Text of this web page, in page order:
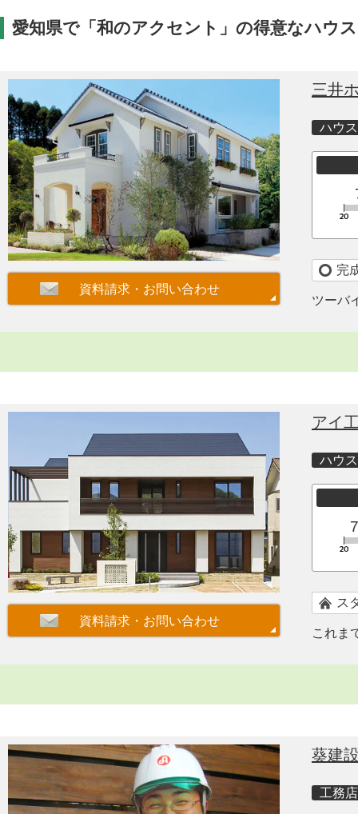
愛知県で「和のアクセント」の得意なハウ
三井
ハウ
完
ツーバ
アイ
ハウ
ス
これま
葵建
工務店